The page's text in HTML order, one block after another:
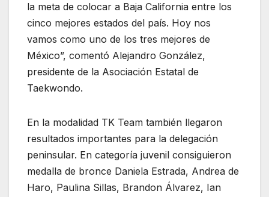
la meta de colocar a Baja California entre los
cinco mejores estados del país. Hoy nos
vamos como uno de los tres mejores de
México”, comentó Alejandro González,
presidente de la Asociación Estatal de
Taekwondo.
En la modalidad TK Team también llegaron
resultados importantes para la delegación
peninsular. En categoría juvenil consiguieron
medalla de bronce Daniela Estrada, Andrea de
Haro, Paulina Sillas, Brandon Álvarez, Ian